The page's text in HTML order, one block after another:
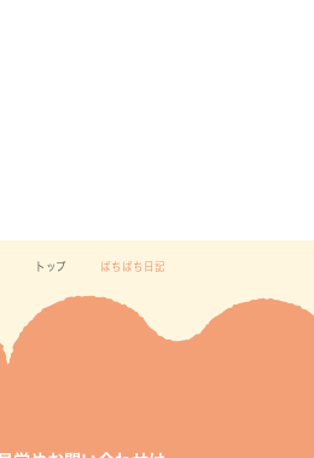
トップ ぱちぱち日記